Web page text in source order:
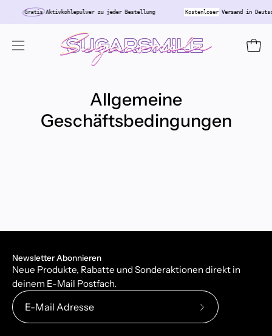
Inhalt
überspringen
GratisAktivkohlepulver zu jeder Bestellung Kostenloser Versand in
Navigationsmenü
Allgemeine
Geschäftsbedingungen
Newsletter Abonnieren
Neue Produkte, Rabatte und Sonderaktionen direkt in
deinem E-Mail Postfach.
Abonniere